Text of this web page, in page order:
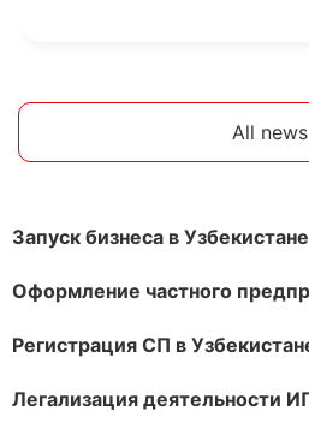
All news
Запуск бизнеса в Узбекистане
Оформление частного
Регистрация СП в
Легализация деятельности